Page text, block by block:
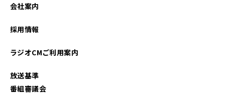
会社案内
採用情報
ラジオCMご利用案内
放送基準
番組審議会